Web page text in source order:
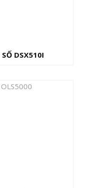
DSX510I